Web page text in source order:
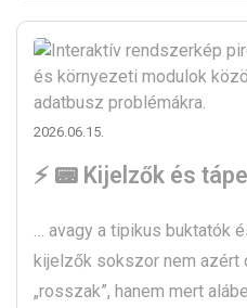
2026.06.15.
⚡ 📟 Kijelzők és
… avagy a tipikus buktatók
kijelzők sokszor nem azért
„rosszak”, hanem mert